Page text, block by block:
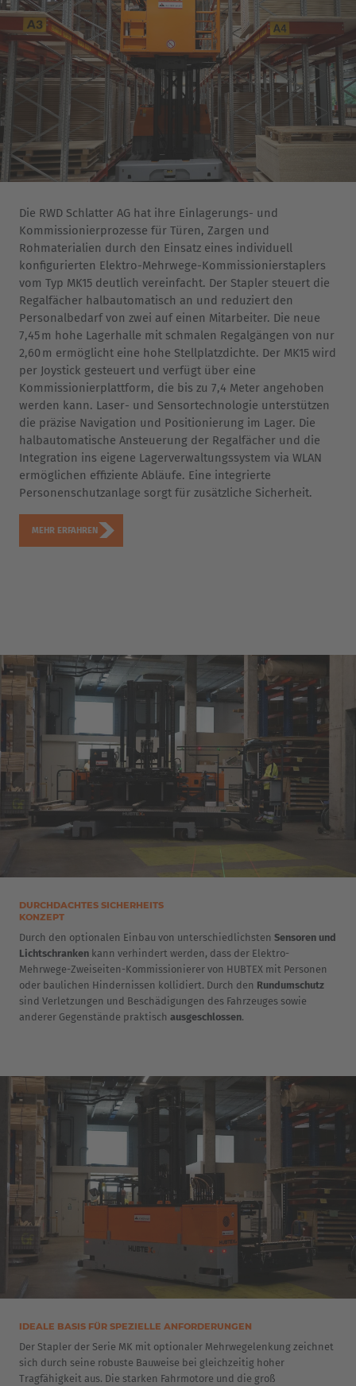
EUROPE
Belgium
Nederlands Français Deutsch
Die RWD Schlatter AG hat ihre Einlagerungs- und
Kommissionierprozesse für Türen, Zargen und
Rohmaterialien durch den Einsatz eines individuell
konfigurierten Elektro-Mehrwege-Kommissionierstaplers
vom Typ MK15 deutlich vereinfacht. Der Stapler steuert die
Regalfächer halbautomatisch an und reduziert den
Personalbedarf von zwei auf einen Mitarbeiter. Die neue
7,45 m hohe Lagerhalle mit schmalen Regalgängen von nur
2,60 m ermöglicht eine hohe Stellplatzdichte. Der MK15 wird
per Joystick gesteuert und verfügt über eine
Kommissionierplattform, die bis zu 7,4 Meter angehoben
werden kann. Laser- und Sensortechnologie unterstützen
die präzise Navigation und Positionierung im Lager. Die
halbautomatische Ansteuerung der Regalfächer und die
Integration ins eigene Lagerverwaltungssystem via WLAN
ermöglichen effiziente Abläufe. Eine integrierte
Personenschutzanlage sorgt für zusätzliche Sicherheit.
MEHR ERFAHREN
DURCHDACHTES SICHERHEITS
KONZEPT
Durch den optionalen Einbau von unterschiedlichsten Sensoren und
Lichtschranken kann verhindert werden, dass der Elektro-
Mehrwege-Zweiseiten-Kommissionierer von HUBTEX mit Personen
oder baulichen Hindernissen kollidiert. Durch den Rundumschutz
sind Verletzungen und Beschädigungen des Fahrzeuges sowie
anderer Gegenstände praktisch ausgeschlossen.
IDEALE BASIS FÜR SPEZIELLE ANFORDERUNGEN
Der Stapler der Serie MK mit optionaler Mehrwegelenkung zeichnet
sich durch seine robuste Bauweise bei gleichzeitig hoher
Tragfähigkeit aus. Die starken Fahrmotore und die groß